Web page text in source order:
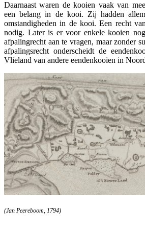
Daarnaast waren de kooien vaak van
een belang in de kooi. Zij hadden
omstandigheden in de kooi. Een recht
nodig. Later is er voor enkele kooien
afpalingrecht aan te vragen, maar zonder
afpalingsrecht onderscheidt de
Vlieland van andere eendenkooien in
(Jan Peereboom, 1794)